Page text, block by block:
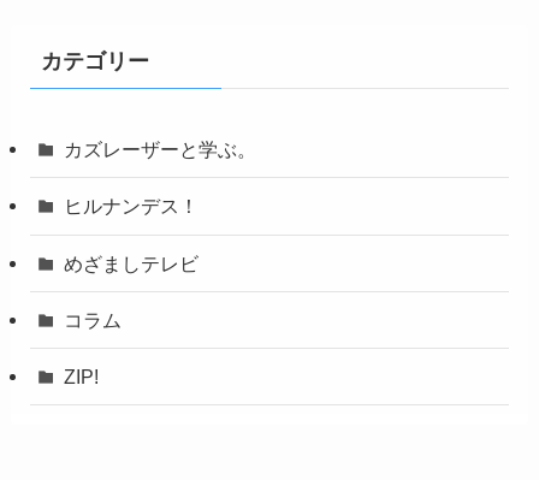
カテゴリー
カズレーザーと学ぶ。
ヒルナンデス！
めざましテレビ
コラム
ZIP!